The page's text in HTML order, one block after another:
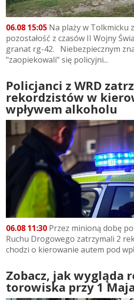
06.08 15:05 Na plaży w Tolkmicku
pozostałość z czasów II Wojny
granat rg-42. Niebezpiecznym
"zaopiekowali" się policyjni...
Policjanci z WRD
rekordzistów w
wpływem alkoholu
06.08 11:30 Przez minioną dobę
Ruchu Drogowego zatrzymali 2
chodzi o kierowanie autem pod
Zobacz, jak wygląda
torowiska przy 1